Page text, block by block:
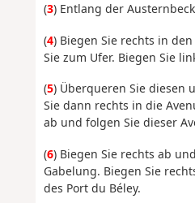
(3) Entlang der
(4) Biegen Sie rechts in
Sie zum Ufer. Biegen Sie
(5) Überqueren Sie diesen
Sie dann rechts in die
ab und folgen Sie dieser
(6) Biegen Sie rechts ab
Gabelung. Biegen Sie
des Port du Béley.